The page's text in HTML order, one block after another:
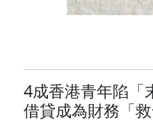
4成香港青年陷「
借貸成為財務「